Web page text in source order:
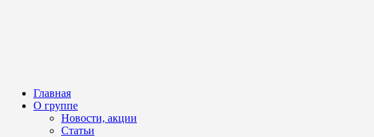
Главная
О группе
Новости, акции
Статьи